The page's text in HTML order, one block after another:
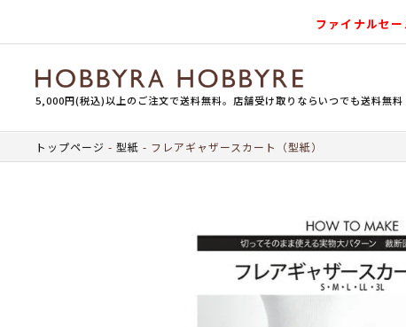
ファイナルセ
5,000円(税込)以上のご注文で送料無料。店舗受け取りならいつでも送料無料
トップページ 型紙 フレアギャザースカート（型紙）